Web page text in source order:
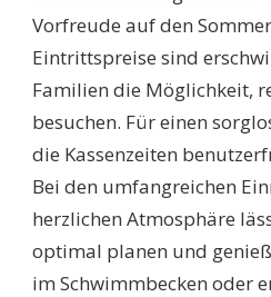
Vorfreude auf den
Eintrittspreise sind
Familien die Möglichkeit,
besuchen. Für einen
die Kassenzeiten
Bei den umfangreichen
herzlichen Atmosphäre
optimal planen und
im Schwimmbecken oder